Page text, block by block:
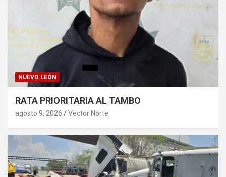
NUEVO LEÓN
RATA PRIORITARIA AL TAMBO
agosto 9, 2026 Vector Norte